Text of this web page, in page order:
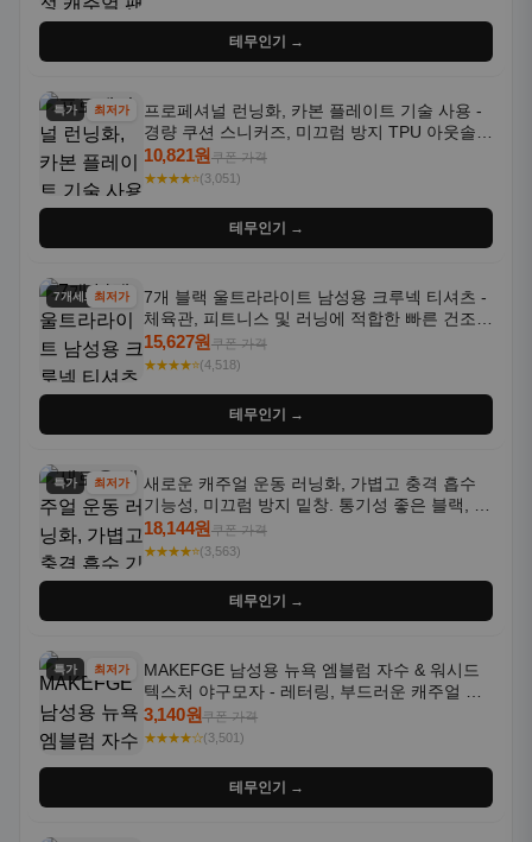
테무인기 →
특가 최저가
프로페셔널 런닝화, 카본 플레이트 기술 사용 -
경량 쿠션 스니커즈, 미끄럼 방지 TPU 아웃솔,
통기성 화이트-퍼플 그라데이션, 헬스, 트레이
닝 - 남성용, 여성용, 모든 계절에 적합
10,821원쿠폰 가격
★★★★⭐(3,051)
테무인기 →
7개세트최저가
7개 블랙 울트라라이트 남성용 크루넥 티셔츠 -
체육관, 피트니스 및 러닝에 적합한 빠른 건조,
통기성 좋은 수분 흡수 반팔 운동복
15,627원쿠폰 가격
★★★★⭐(4,518)
테무인기 →
특가 최저가
새로운 캐주얼 운동 러닝화, 가볍고 충격 흡수
기능성, 미끄럼 방지 밑창. 통기성 좋은 블랙, 화
이트, 퍼플 그라데이션 색상
18,144원쿠폰 가격
★★★★⭐(3,563)
테무인기 →
특가 최저가
MAKEFGE 남성용 뉴욕 엠블럼 자수 & 워시드
텍스처 야구모자 - 레터링, 부드러운 캐주얼 모
자, NYC 스타일
3,140원쿠폰 가격
★★★★☆(3,501)
테무인기 →